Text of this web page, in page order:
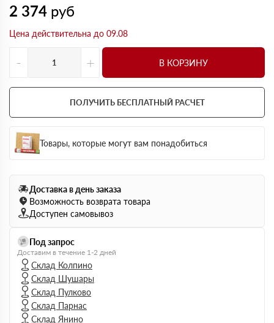
2 374 руб
Цена действительна до 09.08
- + В КОРЗИНУ
ПОЛУЧИТЬ БЕСПЛАТНЫЙ РАСЧЕТ
Товары, которые могут вам понадобиться
Доставка в день заказа
Возможность возврата товара
Доступен самовывоз
Под запрос
Доставим в течение 1-2 дней
Склад Колпино
Склад Шушары
Склад Пулково
Склад Парнас
Склад Янино